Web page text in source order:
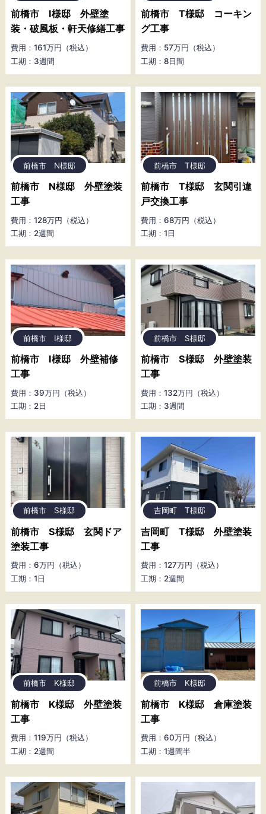
前橋市 I様邸 外壁塗
装・破風板・軒天修繕工事
費用：161万円（税込）
工期：3週間
前橋市 T様邸 コーキン
グ工事
費用：57万円（税込）
工期：8日間
前橋市 N様邸
前橋市 N様邸 外壁塗装
工事
費用：128万円（税込）
工期：2週間
前橋市 T様邸
前橋市 T様邸 玄関引違
戸交換工事
費用：68万円（税込）
工期：1日
前橋市 I様邸
前橋市 I様邸 外壁補修
工事
費用：39万円（税込）
工期：2日
前橋市 S様邸
前橋市 S様邸 外壁塗装
工事
費用：132万円（税込）
工期：3週間
前橋市 S様邸
前橋市 S様邸 玄関ドア
塗装工事
費用：6万円（税込）
工期：1日
吉岡町 T様邸
吉岡町 T様邸 外壁塗装
工事
費用：127万円（税込）
工期：2週間
前橋市 K様邸
前橋市 K様邸 外壁塗装
工事
費用：119万円（税込）
工期：2週間
前橋市 K様邸
前橋市 K様邸 倉庫塗装
工事
費用：60万円（税込）
工期：1週間半